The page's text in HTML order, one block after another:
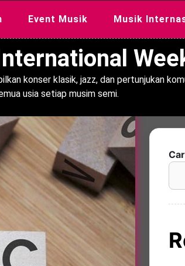
Event Musik Musik
konser klasik, jazz, dan pertunjukan
usia setiap musim semi.